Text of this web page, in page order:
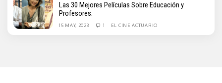
Las 30 Mejores Películas Sobre Educación y
Profesores.
15 MAY, 2023 1 EL CINE ACTUARIO